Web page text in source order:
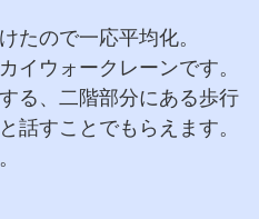
たので一応平均化。
イウォークレーンです。
る、二階部分にある歩行
話すことでもらえます。